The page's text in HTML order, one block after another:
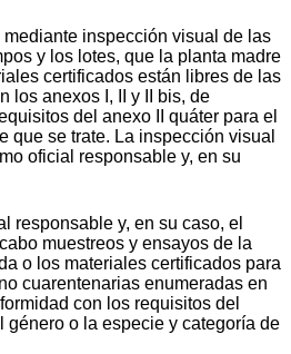
mediante inspección visual de las
y los lotes, que la planta madre
certificados están libres de las
los anexos I, II y II bis, de
del anexo II quáter para el
que se trate. La inspección visual
oficial responsable y, en su
responsable y, en su caso, el
muestreos y ensayos de la
o los materiales certificados para
cuarentenarias enumeradas en
con los requisitos del
género o la especie y categoría de